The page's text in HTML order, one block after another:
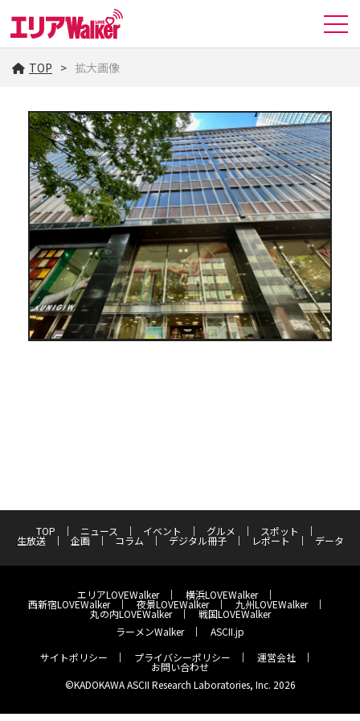
TOP 拡大画像
TOP ニュース イベント グルメ スポット
生放送 企画 コラム デジタル冊子 レポート データ
エリアLOVEWalker 横浜LOVEWalker
西新宿LOVEWalker 夜景LOVEWalker 九州LOVEWalker
丸の内LOVEWalker
戦国LOVEWalker
ラーメンWalker
ASCII.jp
サイトポリシー
プライバシーポリシー 運営会社
お問い合わせ
©KADOKAWA ASCII Research Laboratories, Inc. 2026